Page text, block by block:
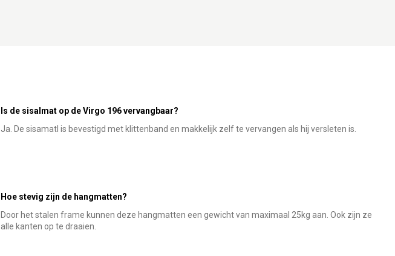
Is de sisalmat op de Virgo 196 vervangbaar?
Ja. De sisamatl is bevestigd met klittenband en makkelijk zelf te vervangen als hij versleten is.
Hoe stevig zijn de hangmatten?
Door het stalen frame kunnen deze hangmatten een gewicht van maximaal 25kg aan. Ook zijn ze
alle kanten op te draaien.